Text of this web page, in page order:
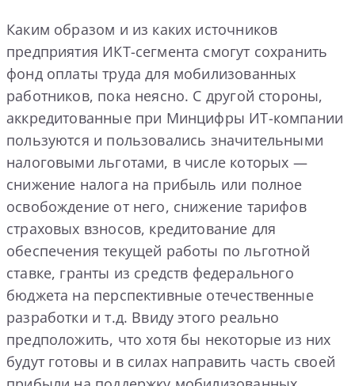
Каким образом и из каких источников
предприятия ИКТ-сегмента смогут сохранить
фонд оплаты труда для мобилизованных
работников, пока неясно. С другой стороны,
аккредитованные при Минцифры ИТ-компании
пользуются и пользовались значительными
налоговыми льготами, в числе которых —
снижение налога на прибыль или полное
освобождение от него, снижение тарифов
страховых взносов, кредитование для
обеспечения текущей работы по льготной
ставке, гранты из средств федерального
бюджета на перспективные отечественные
разработки и т.д. Ввиду этого реально
предположить, что хотя бы некоторые из них
будут готовы и в силах направить часть своей